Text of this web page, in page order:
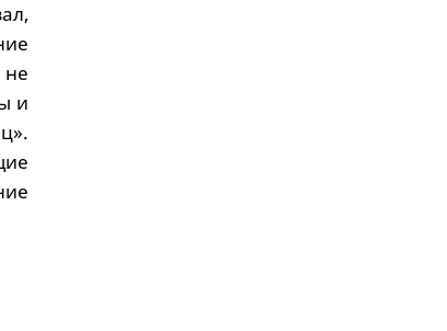
не
и